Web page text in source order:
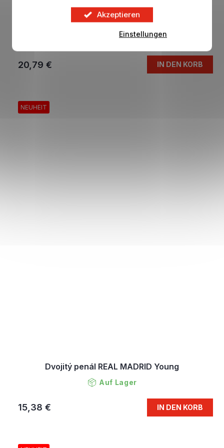
Akzeptieren
Einstellungen
Dvojitý plný penál REAL MADRID Young
Auf Lager
20,79 € IN DEN KORB
NEUHEIT
Dvojitý penál REAL MADRID Young
Auf Lager
15,38 € IN DEN KORB